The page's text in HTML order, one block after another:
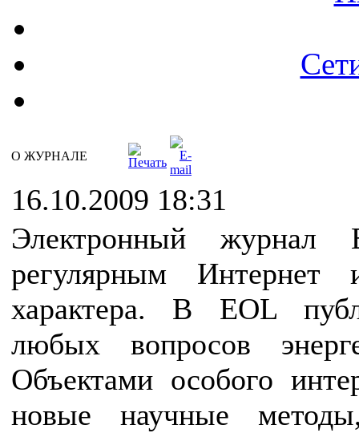
О ЖУРНАЛЕ
16.10.2009 18:31
Электронный журнал
регулярным Интернет
характера. В EOL
любых вопросов
Объектами особого
новые научные